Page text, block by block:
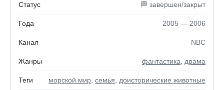
Статус 🏁 завершен/закрыт
Года 2005 — 2006
Канал NBC
Жанры фантастика драма
Теги морской мир семья доисторические животные